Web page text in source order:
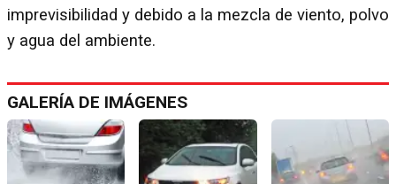
imprevisibilidad y debido a la mezcla de viento, polvo
y agua del ambiente.
GALERÍA DE IMÁGENES